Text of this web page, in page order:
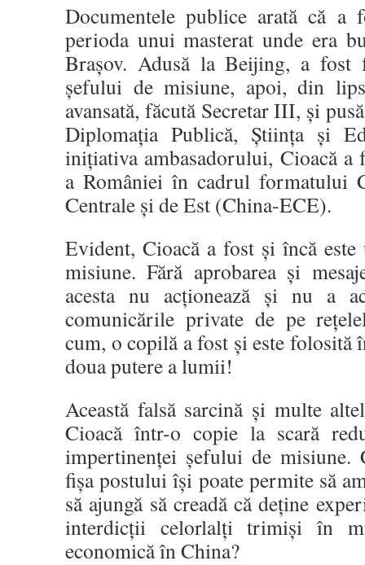
Documentele publice arată că a
perioda unui masterat unde era
Brașov. Adusă la Beijing, a fost
șefului de misiune, apoi, din
avansată, făcută Secretar III, și
Diplomația Publică, Știința și
inițiativa ambasadorului, Cioacă a
a României în cadrul formatului
Centrale și de Est (China-ECE).
Evident, Cioacă a fost și încă
misiune. Fără aprobarea și
acesta nu acționează și nu a
comunicările private de pe
cum, o copilă a fost și este folosită
doua putere a lumii!
Această falsă sarcină și multe
Cioacă într-o copie la scară
impertinenței șefului de misiune.
fișa postului își poate permite să
să ajungă să creadă că deține
interdicții celorlalți trimiși în
economică în China?